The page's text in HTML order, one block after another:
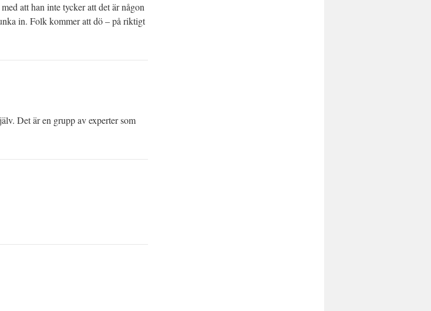
att han inte tycker att det är någon
in. Folk kommer att dö – på riktigt
Det är en grupp av experter som